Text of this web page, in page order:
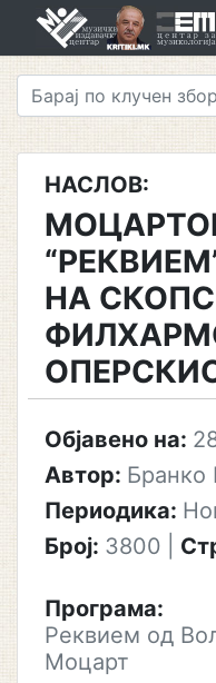
НАСЛОВ:
НА
Објавено на:
Автор: Бранко
Периодика:
Број: 3800
Програма:
Реквием од
Моцарт